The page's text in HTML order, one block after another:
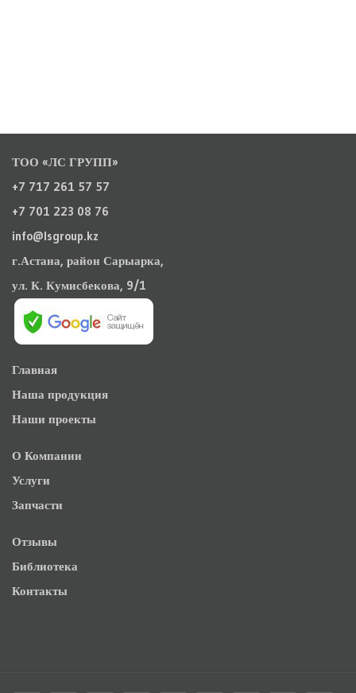
ТОО «ЛС ГРУПП»
+7 717 261 57 57
+7 701 223 08 76
info@lsgroup.kz
г.Астана, район Сарыарка,
ул. К. Кумисбекова, 9/1
Главная
Наша продукция
Наши проекты
О Компании
Услуги
Запчасти
Отзывы
Библиотека
Контакты